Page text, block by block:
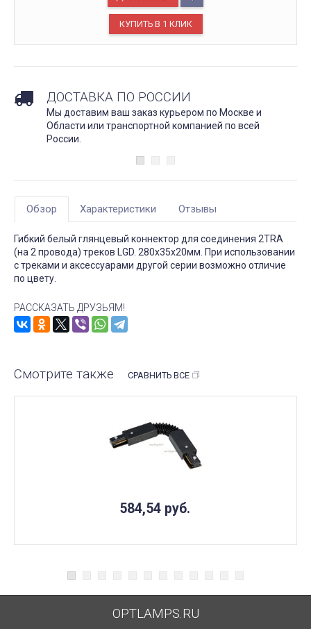
ДОСТАВКА ПО РОССИИ
Мы доставим ваш заказ курьером по Москве и
Области или транспортной компанией по всей
России.
Обзор Характеристики Отзывы
Гибкий белый глянцевый коннектор для соединения 2TRA
(на 2 провода) треков LGD. 280х35х20мм. При использовании
с треками и аксессуарами другой серии возможно отличие
по цвету.
РАССКАЗАТЬ ДРУЗЬЯМ!
Смотрите также СРАВНИТЬ ВСЕ
584,54 руб.
OPTLAMPS.RU